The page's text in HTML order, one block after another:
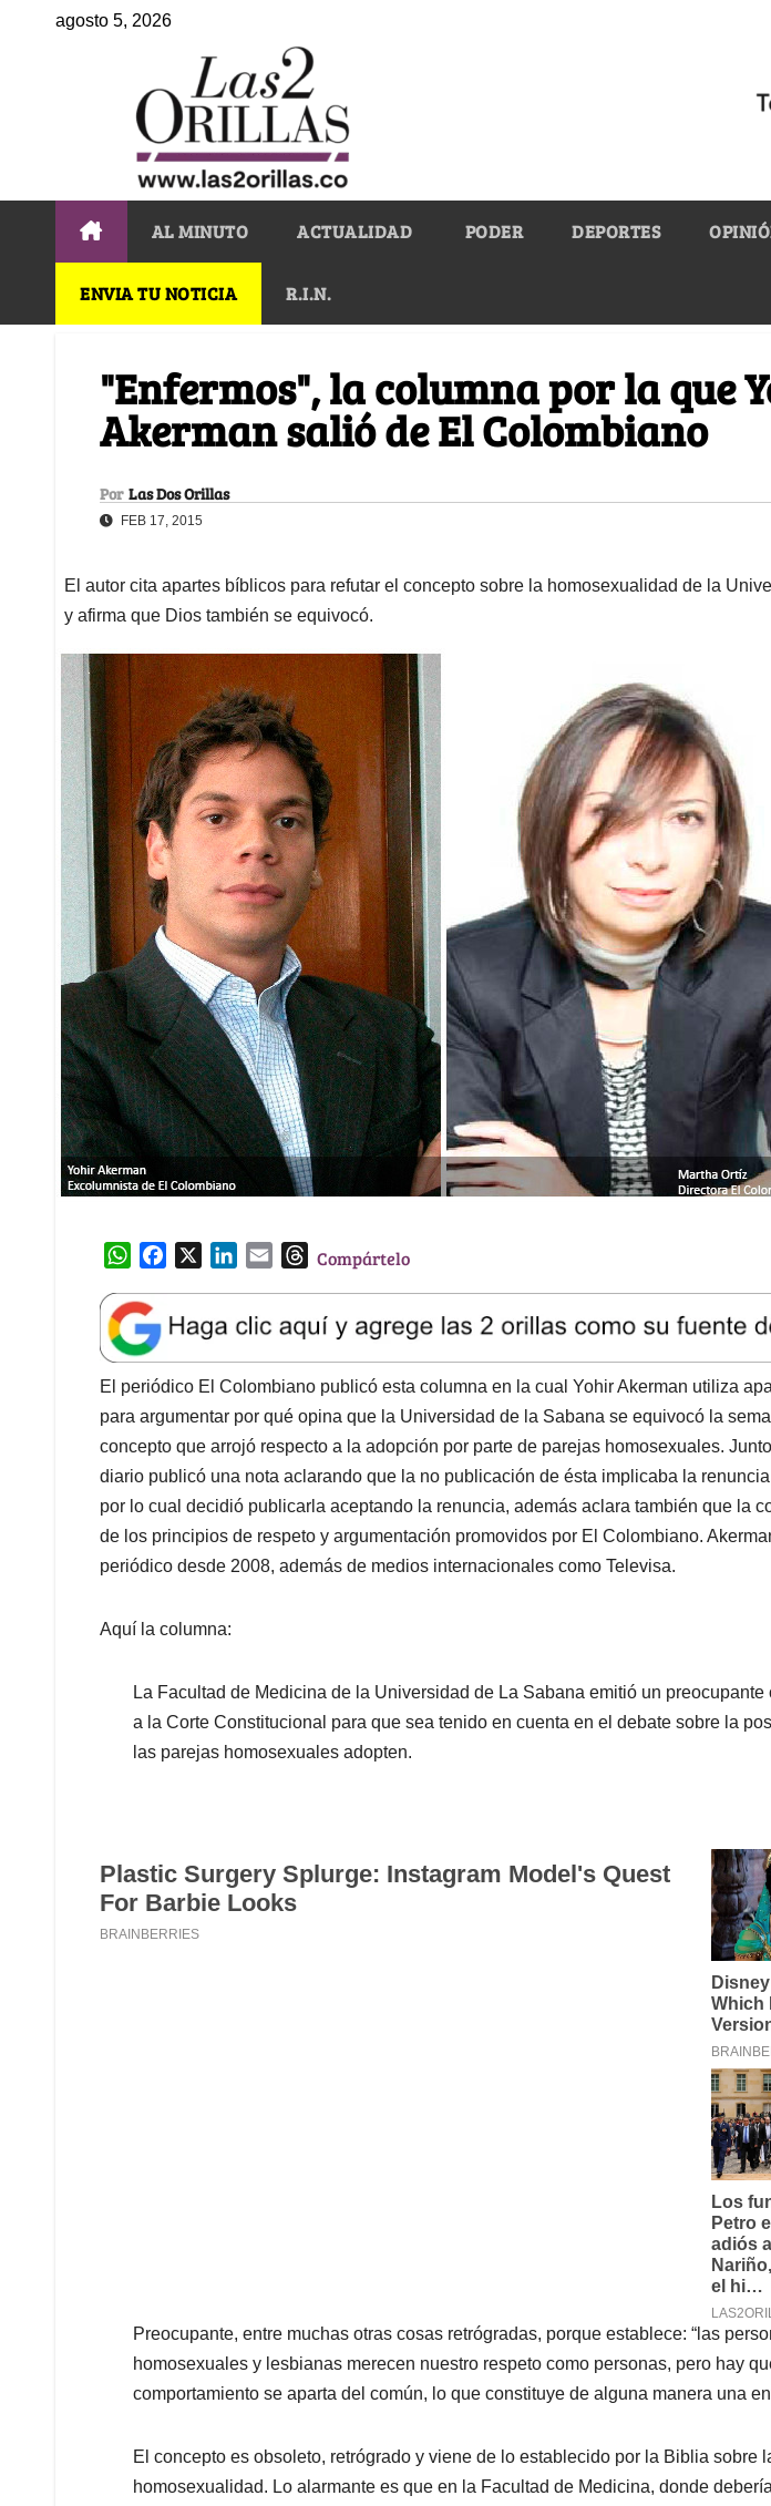
agosto 5, 2026
AL MINUTO ACTUALIDAD PODER DEPORTES
ENVIA TU NOTICIA R.I.N.
"Enfermos", la columna por la que
Akerman salió de El Colombiano
Por Las Dos Orillas
FEB 17, 2015
El autor cita apartes bíblicos para refutar el concepto sobre la homosexualidad de la
y afirma que Dios también se equivocó.
W
a
t
s
A
p
p
e
b
o
o
k
k
e
d
I
n
l
T
e
a
d
s
Compártelo
El periódico El Colombiano publicó esta columna en la cual Yohir Akerman utiliza
para argumentar por qué opina que la Universidad de la Sabana se equivocó la
concepto que arrojó respecto a la adopción por parte de parejas homosexuales.
diario publicó una nota aclarando que la no publicación de ésta implicaba la
por lo cual decidió publicarla aceptando la renuncia, además aclara también que la
de los principios de respeto y argumentación promovidos por El Colombiano.
periódico desde 2008, además de medios internacionales como Televisa.
Aquí la columna:
La Facultad de Medicina de la Universidad de La Sabana emitió un
a la Corte Constitucional para que sea tenido en cuenta en el debate sobre la
las parejas homosexuales adopten.
Preocupante, entre muchas otras cosas retrógradas, porque establece: “las
homosexuales y lesbianas merecen nuestro respeto como personas, pero hay
comportamiento se aparta del común, lo que constituye de alguna manera una
El concepto es obsoleto, retrógrado y viene de lo establecido por la Biblia sobre
homosexualidad. Lo alarmante es que en la Facultad de Medicina, donde